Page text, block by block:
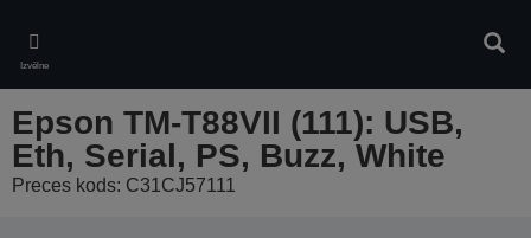
main
content
Izvēlne
Epson TM-T88VII (111): USB,
Eth, Serial, PS, Buzz, White
Preces kods: C31CJ57111